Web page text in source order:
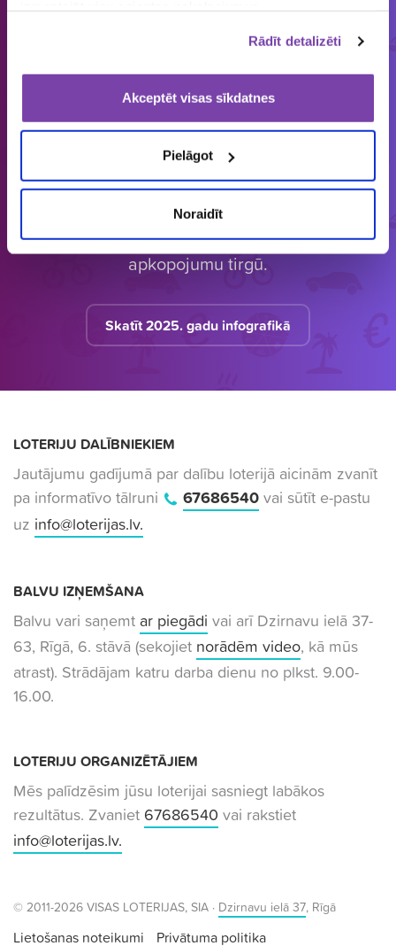
Rādīt detalizēti
Akceptēt visas sīkdatnes
Pielāgot
Noraidīt
1858 149 643
laimētājus
IZSNIEDZĀM
4 545 034
vērtas balvas
Latvijā vienīgais specializētais Loterijas.lv
loteriju portāls. Loterijas.lv sniedz unikālu
informāciju bāzi par aktuālo loteriju
apkopojumu tirgū.
Skatīt 2025. gadu infografikā
LOTERIJU DALĪBNIEKIEM
Jautājumu gadījumā par dalību loterijā aicinām zvanīt
pa informatīvo tālruni
67686540vai sūtīt e-pastu
uz info@loterijas.lv.
BALVU IZŅEMŠANA
Balvu vari saņemt ar piegādi vai arī Dzirnavu ielā 37-
63, Rīgā, 6. stāvā (sekojiet norādēm video, kā mūs
atrast). Strādājam katru darba dienu no plkst. 9.00-
16.00.
LOTERIJU ORGANIZĒTĀJIEM
Mēs palīdzēsim jūsu loterijai sasniegt labākos
rezultātus. Zvaniet 67686540 vai rakstiet
info@loterijas.lv.
© 2011-2026 VISAS LOTERIJAS, SIA · Dzirnavu ielā 37, Rīgā
Lietošanas noteikumi Privātuma politika